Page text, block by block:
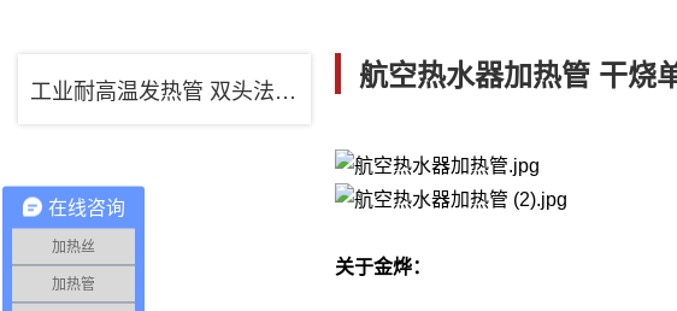
工业耐高温发热管 双头法兰电加热管 不锈钢电加热管 蒸汽发热器发热管 航空热水器加热管 干烧
关于金烨：
在线咨询
加热丝
加热管